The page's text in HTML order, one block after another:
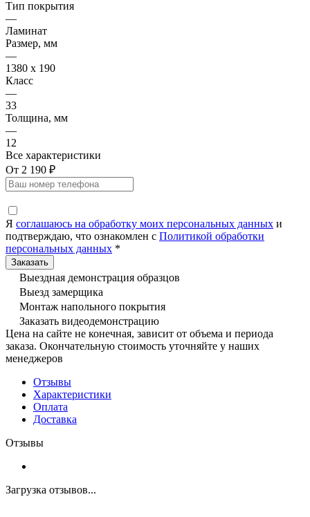
Тип покрытия
—
Ламинат
Размер, мм
—
1380 х 190
Класс
—
33
Толщина, мм
—
12
Все характеристики
От 2 190 ₽
Я соглашаюсь на обработку моих персональных данных и
подтверждаю, что ознакомлен с Политикой обработки
персональных данных *
Выездная демонстрация образцов
Выезд замерщика
Монтаж напольного покрытия
Заказать видеодемонстрацию
Цена на сайте не конечная, зависит от объема и периода
заказа. Окончательную стоимость уточняйте у наших
менеджеров
Отзывы
Характеристики
Оплата
Доставка
Отзывы
Загрузка отзывов...